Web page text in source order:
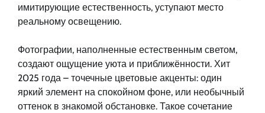
имитирующие естественность, уступают место
реальному освещению.
Фотографии, наполненные естественным светом,
создают ощущение уюта и приближённости. Хит
2025 года – точечные цветовые акценты: один
яркий элемент на спокойном фоне, или необычный
оттенок в знакомой обстановке. Такое сочетание